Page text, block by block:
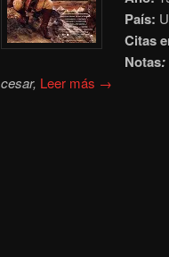
País:
Citas
Notas:
cesar, Leer más →